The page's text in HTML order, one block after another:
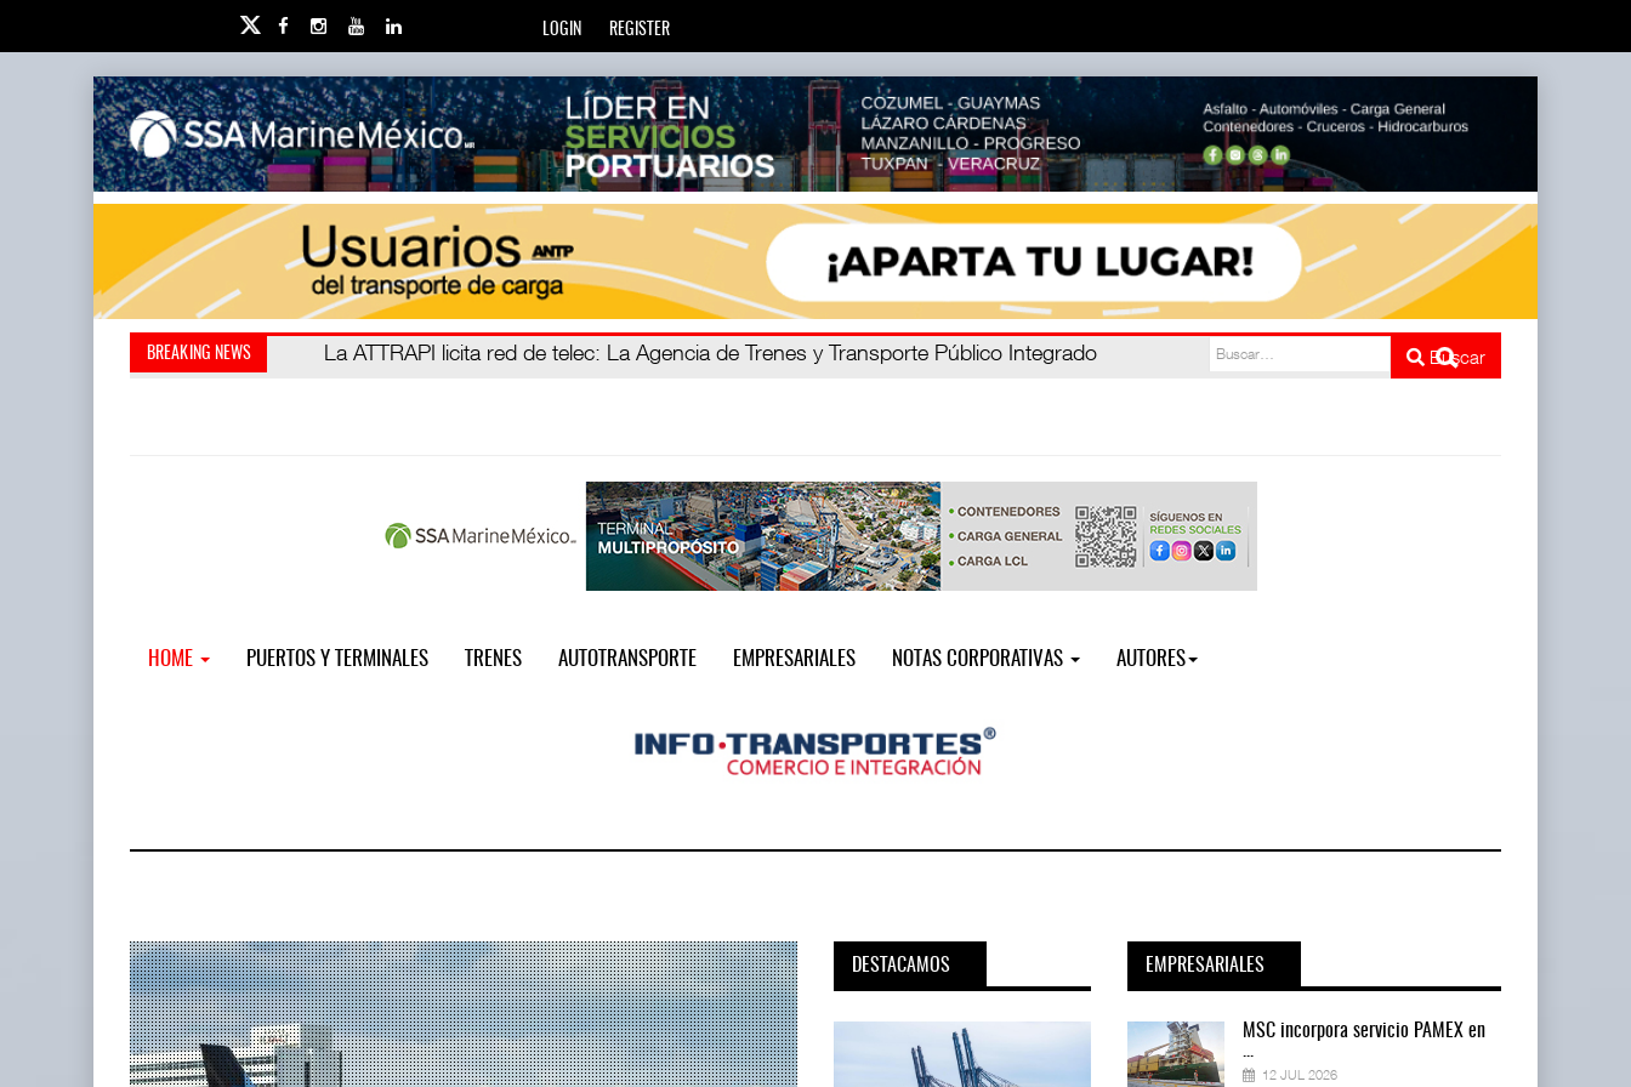
LOGIN REGISTER
BREAKING NEWS IT-ANÁLISIS: Puerto Lázaro C
La ATTRAPI licita red de telec: La Agencia de Trenes y Transporte Público Integrado
Buscar
HOME PUERTOS Y TERMINALES TRENES AUTOTRANSPORTE EMPRESARIALES NOTAS CORPORATIVAS AUTORES
DESTACAMOS EMPRESARIALES
MSC incorpora servicio PAMEX en
...
12 JUL 2026
MSC incorpora servicio PAMEX en
12 JUL 2026
MSC incorpora servicio PAMEX en
12 JUL 2026